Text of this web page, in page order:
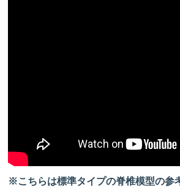
※こちらは標準タイプの脊椎模型の参